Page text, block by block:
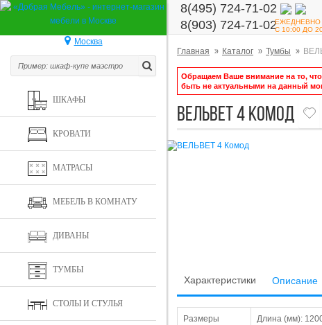
8(495) 724-71-02
8(903) 724-71-02ЕЖЕДНЕВНО
С 10:00 ДО
Москва
ШКАФЫ
КРОВАТИ
МАТРАСЫ
МЕБЕЛЬ В КОМНАТУ
ДИВАНЫ
ТУМБЫ
СТОЛЫ И СТУЛЬЯ
Главная Каталог Тумбы
Обращаем Ваше внимание на то,
быть не актуальными на данный
ВЕЛЬВЕТ 4 Комод
Характеристики Описание
Размеры
Длина (мм):